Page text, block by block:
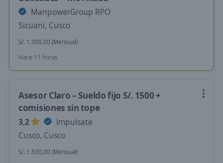
ManpowerGroup RPO
Sicuani, Cusco
S/. 1.500,00 (Mensual)
Hace 11 horas
Asesor Claro – Sueldo fijo S/. 1500 +
comisiones sin tope
3,2
Impulsate
Cusco, Cusco
S/. 1.500,00 (Mensual)